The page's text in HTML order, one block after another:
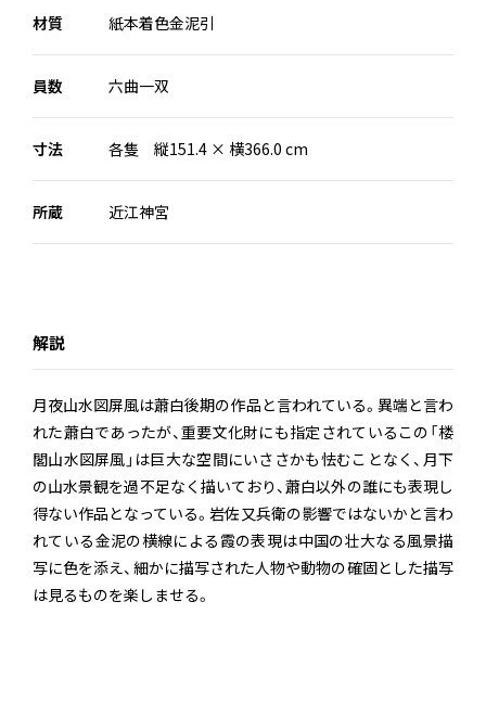
材質 紙本着色金泥引
員数 六曲一双
寸法 各隻 縦151.4 × 横366.0 cm
所蔵 近江神宮
解説
月夜山水図屏風は蕭白後期の作品と言われている。異端と言わ
れた蕭白であったが、重要文化財にも指定されているこの「楼
閣山水図屏風」は巨大な空間にいささかも怯むことなく、月下
の山水景観を過不足なく描いており、蕭白以外の誰にも表現し
得ない作品となっている。岩佐又兵衛の影響ではないかと言わ
れている金泥の横線による霞の表現は中国の壮大なる風景描
写に色を添え、細かに描写された人物や動物の確固とした描写
は見るものを楽しませる。